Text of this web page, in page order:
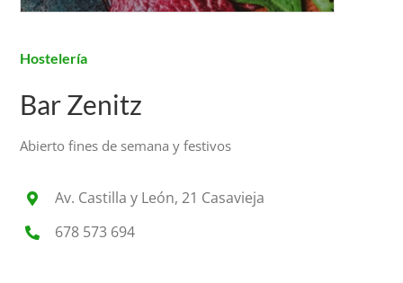
Hostelería
Bar Zenitz
Abierto fines de semana y festivos
Av. Castilla y León, 21 Casavieja
678 573 694